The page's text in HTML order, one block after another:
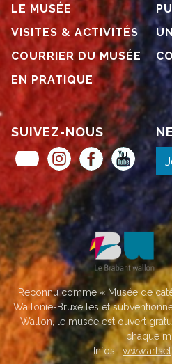
LE MUSÉE
VISITES & ACTIVITÉS
COURRIER DU MUSÉE
EN PRATIQUE
SUIVEZ-NOUS
Museum Pass
Instagram
Facebook
Reconnu comme « Musée de
Wallonie-Bruxelles et
Wallon, le musée est ouvert
chaque
Infos :